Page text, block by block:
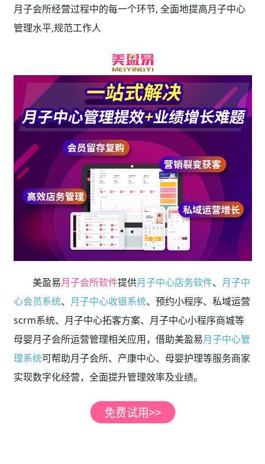
月子会所经营过程中的每一个环节, 全面地提高月子中心
管理水平,规范工作人
美盈易月子会所软件提供月子中心店务软件、 月子中
心会员系统、 月子中心收银系统、预约小程序、私域运营
scrm系统、月子中心拓客方案、月子中心小程序商城等
母婴月子会所运营管理相关应用，借助美盈易月子中心管
理系统可帮助月子会所、产康中心、母婴护理等服务商家
实现数字化经营，全面提升管理效率及业绩。